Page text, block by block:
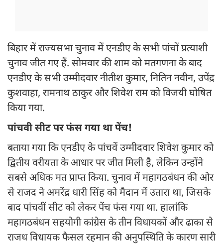
बिहार में राज्यसभा चुनाव में एनडीए के सभी पांचों प्रत्याशी
चुनाव जीत गए हैं. सोमवार की शाम को मतगणना के बाद
एनडीए के सभी उम्मीदवार नीतीश कुमार, नितिन नवीन, उपेंद्र
कुशवाहा, रामनाथ ठाकुर और शिवेश राम को विजयी घोषित
किया गया.
पांचवी सीट पर फंस गया था पेंच!
‎बताया गया कि एनडीए के पांचवें उम्मीदवार शिवेश कुमार को
द्वितीय वरीयता के आधार पर जीत मिली है, लेकिन उन्होंने
सबसे अधिक मत प्राप्त किया. चुनाव में महागठबंधन की ओर
से राजद ने अमरेंद्र धारी सिंह को मैदान में उतारा था, जिसके
बाद पांचवीं सीट को लेकर पेंच फंस गया था. हालांकि
महागठबंधन सहयोगी कांग्रेस के तीन विधायकों और ढाका से
राजध विधायक फैसल रहमान की अनुपस्थिति के कारण सारी